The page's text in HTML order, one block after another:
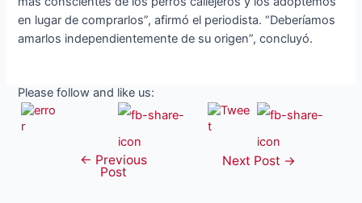
en lugar de comprarlos”, afirmó el periodista. “Deberíamos
amarlos independientemente de su origen”, concluyó.
Please follow and like us:
navigation
← Previous
Post
Next Post →